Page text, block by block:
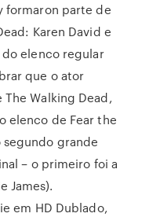
formaron parte de
Karen David e
do elenco regular
que o ator
Walking Dead,
elenco de Fear the
segundo grande
– o primeiro foi a
James).
em HD Dublado,